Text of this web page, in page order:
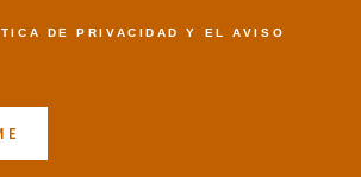
DE PRIVACIDAD Y ELAVISO